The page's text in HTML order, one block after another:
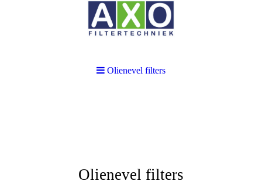
Olienevel filters
Olienevel filters